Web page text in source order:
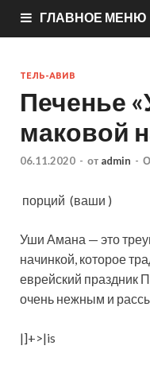
ГЛАВНОЕ МЕНЮ
ТЕЛЬ-АВИВ
Печенье
маковой
06.11.2020 - от admin -
порций (ваши )
Уши Амана — это
начинкой, которое
еврейский праздник
очень нежным и
|]+>|is